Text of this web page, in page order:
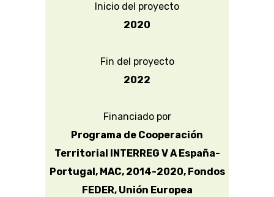
Inicio del proyecto
2020
Fin del proyecto
2022
Financiado por
Programa de Cooperación
Territorial INTERREG V A España-
Portugal, MAC, 2014-2020, Fondos
FEDER, Unión Europea